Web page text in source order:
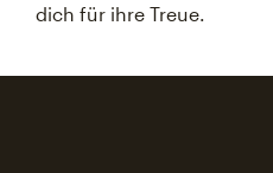
dich für ihre Treue.